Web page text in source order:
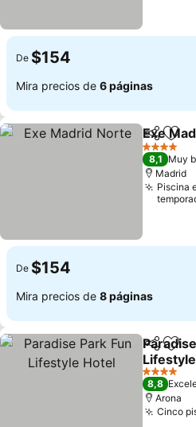
De $154
Mira precios de 6 páginas
Exe
4 Estrellas
8,1 Muy
Madrid
Piscina
De $154
Mira precios de 8 páginas
Compartir
4 Estrellas
8,8
Arona
Cinco